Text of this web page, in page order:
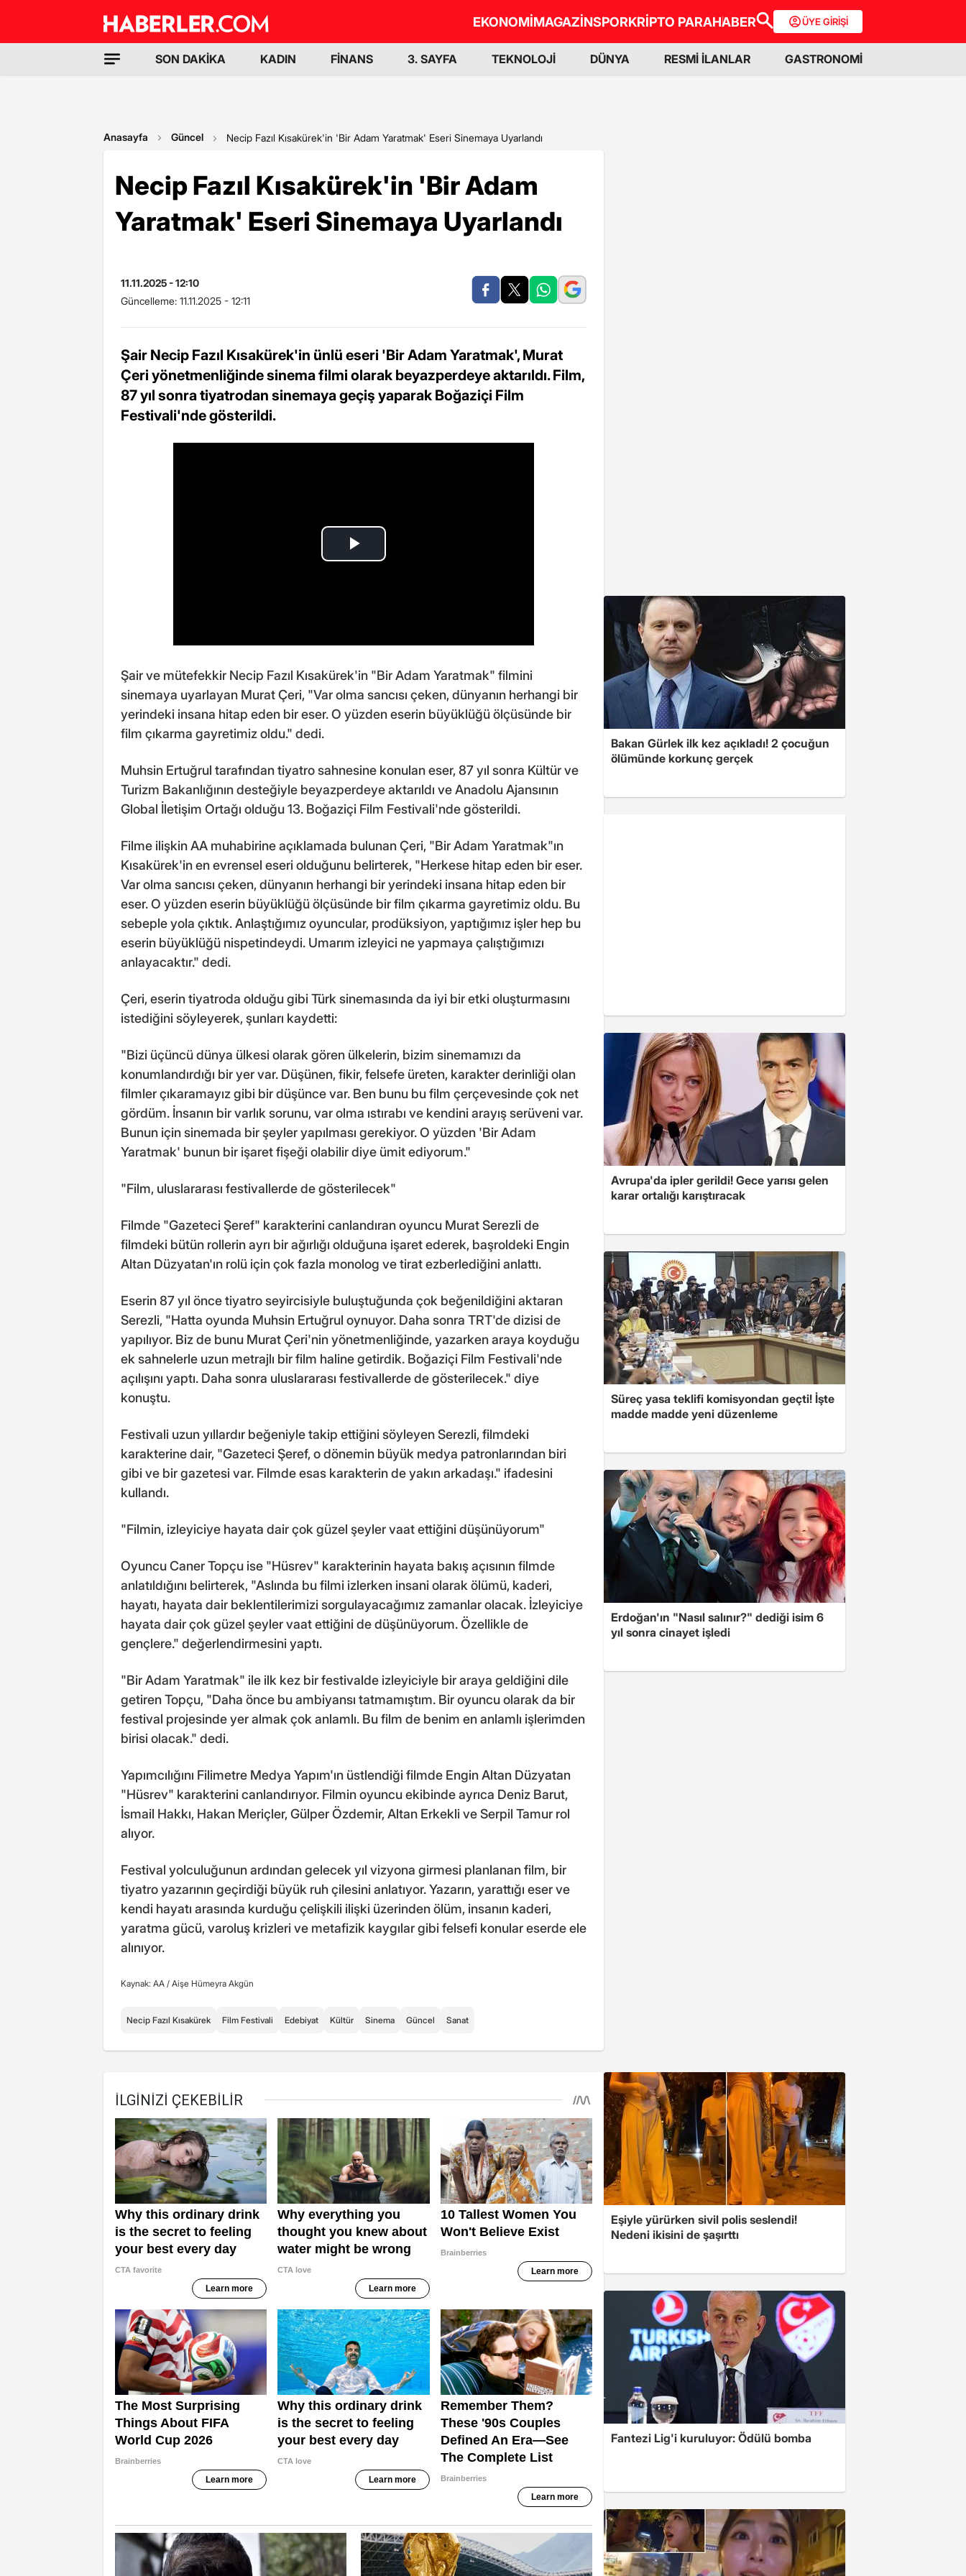
EKONOMİMAGAZİNSPORKRİPTO PARAHABER ÜYE GİRİŞİ
SON DAKİKA KADIN FİNANS 3. SAYFA TEKNOLOJİ DÜNYA RESMİ İLANLAR GASTRONOMİ
Anasayfa Güncel Necip Fazıl Kısakürek'in 'Bir Adam Yaratmak' Eseri Sinemaya Uyarlandı
Necip Fazıl Kısakürek'in 'Bir Adam
Yaratmak' Eseri Sinemaya Uyarlandı
11.11.2025 - 12:10
Güncelleme: 11.11.2025 - 12:11
Şair Necip Fazıl Kısakürek'in ünlü eseri 'Bir Adam Yaratmak', Murat
Çeri yönetmenliğinde sinema filmi olarak beyazperdeye aktarıldı. Film,
87 yıl sonra tiyatrodan sinemaya geçiş yaparak Boğaziçi Film
Festivali'nde gösterildi.
Şair ve mütefekkir Necip Fazıl Kısakürek'in "Bir Adam Yaratmak" filmini
sinemaya uyarlayan Murat Çeri, "Var olma sancısı çeken, dünyanın herhangi bir
yerindeki insana hitap eden bir eser. O yüzden eserin büyüklüğü ölçüsünde bir
film çıkarma gayretimiz oldu." dedi.
Muhsin Ertuğrul tarafından tiyatro sahnesine konulan eser, 87 yıl sonra Kültür ve
Turizm Bakanlığının desteğiyle beyazperdeye aktarıldı ve Anadolu Ajansının
Global İletişim Ortağı olduğu 13. Boğaziçi Film Festivali'nde gösterildi.
Filme ilişkin AA muhabirine açıklamada bulunan Çeri, "Bir Adam Yaratmak"ın
Kısakürek'in en evrensel eseri olduğunu belirterek, "Herkese hitap eden bir eser.
Var olma sancısı çeken, dünyanın herhangi bir yerindeki insana hitap eden bir
eser. O yüzden eserin büyüklüğü ölçüsünde bir film çıkarma gayretimiz oldu. Bu
sebeple yola çıktık. Anlaştığımız oyuncular, prodüksiyon, yaptığımız işler hep bu
eserin büyüklüğü nispetindeydi. Umarım izleyici ne yapmaya çalıştığımızı
anlayacaktır." dedi.
Çeri, eserin tiyatroda olduğu gibi Türk sinemasında da iyi bir etki oluşturmasını
istediğini söyleyerek, şunları kaydetti:
"Bizi üçüncü dünya ülkesi olarak gören ülkelerin, bizim sinemamızı da
konumlandırdığı bir yer var. Düşünen, fikir, felsefe üreten, karakter derinliği olan
filmler çıkaramayız gibi bir düşünce var. Ben bunu bu film çerçevesinde çok net
gördüm. İnsanın bir varlık sorunu, var olma ıstırabı ve kendini arayış serüveni var.
Bunun için sinemada bir şeyler yapılması gerekiyor. O yüzden 'Bir Adam
Yaratmak' bunun bir işaret fişeği olabilir diye ümit ediyorum."
"Film, uluslararası festivallerde de gösterilecek"
Filmde "Gazeteci Şeref" karakterini canlandıran oyuncu Murat Serezli de
filmdeki bütün rollerin ayrı bir ağırlığı olduğuna işaret ederek, başroldeki Engin
Altan Düzyatan'ın rolü için çok fazla monolog ve tirat ezberlediğini anlattı.
Eserin 87 yıl önce tiyatro seyircisiyle buluştuğunda çok beğenildiğini aktaran
Serezli, "Hatta oyunda Muhsin Ertuğrul oynuyor. Daha sonra TRT'de dizisi de
yapılıyor. Biz de bunu Murat Çeri'nin yönetmenliğinde, yazarken araya koyduğu
ek sahnelerle uzun metrajlı bir film haline getirdik. Boğaziçi Film Festivali'nde
açılışını yaptı. Daha sonra uluslararası festivallerde de gösterilecek." diye
konuştu.
Festivali uzun yıllardır beğeniyle takip ettiğini söyleyen Serezli, filmdeki
karakterine dair, "Gazeteci Şeref, o dönemin büyük medya patronlarından biri
gibi ve bir gazetesi var. Filmde esas karakterin de yakın arkadaşı." ifadesini
kullandı.
"Filmin, izleyiciye hayata dair çok güzel şeyler vaat ettiğini düşünüyorum"
Oyuncu Caner Topçu ise "Hüsrev" karakterinin hayata bakış açısının filmde
anlatıldığını belirterek, "Aslında bu filmi izlerken insani olarak ölümü, kaderi,
hayatı, hayata dair beklentilerimizi sorgulayacağımız zamanlar olacak. İzleyiciye
hayata dair çok güzel şeyler vaat ettiğini de düşünüyorum. Özellikle de
gençlere." değerlendirmesini yaptı.
"Bir Adam Yaratmak" ile ilk kez bir festivalde izleyiciyle bir araya geldiğini dile
getiren Topçu, "Daha önce bu ambiyansı tatmamıştım. Bir oyuncu olarak da bir
festival projesinde yer almak çok anlamlı. Bu film de benim en anlamlı işlerimden
birisi olacak." dedi.
Yapımcılığını Filimetre Medya Yapım'ın üstlendiği filmde Engin Altan Düzyatan
"Hüsrev" karakterini canlandırıyor. Filmin oyuncu ekibinde ayrıca Deniz Barut,
İsmail Hakkı, Hakan Meriçler, Gülper Özdemir, Altan Erkekli ve Serpil Tamur rol
alıyor.
Festival yolculuğunun ardından gelecek yıl vizyona girmesi planlanan film, bir
tiyatro yazarının geçirdiği büyük ruh çilesini anlatıyor. Yazarın, yarattığı eser ve
kendi hayatı arasında kurduğu çelişkili ilişki üzerinden ölüm, insanın kaderi,
yaratma gücü, varoluş krizleri ve metafizik kaygılar gibi felsefi konular eserde ele
alınıyor.
Kaynak: AA / Aişe Hümeyra Akgün
Necip Fazıl Kısakürek Film Festivali Edebiyat Kültür Sinema Güncel Sanat
Bakan Gürlek ilk kez açıkladı! 2 çocuğun
ölümünde korkunç gerçek
Avrupa'da ipler gerildi! Gece yarısı gelen
karar ortalığı karıştıracak
Süreç yasa teklifi komisyondan geçti! İşte
madde madde yeni düzenleme
Erdoğan'ın "Nasıl salınır?" dediği isim 6
yıl sonra cinayet işledi
Eşiyle yürürken sivil polis seslendi!
Nedeni ikisini de şaşırttı
Fantezi Lig'i kuruluyor: Ödülü bomba